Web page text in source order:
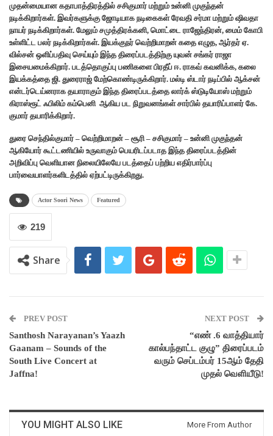
முதன்மையான கதாபாத்திரத்தில் சசிகுமார் மற்றும் உன்னி முகுந்தன்
நடிக்கிறார்கள். இவர்களுக்கு ஜோடியாக நடிகைகள் ரேவதி சர்மா மற்றும் ஷிவதா
நாயர் நடிக்கிறார்கள். மேலும் சமுத்திரக்கனி, மொட்டை ராஜேந்திரன், மைம் கோபி
உள்ளிட்ட பலர் நடிக்கிறார்கள். இயக்குநர் வெற்றிமாறன் கதை எழுத, ஆர்தர் ஏ.
வில்சன் ஒளிப்பதிவு செய்யும் இந்த திரைப்படத்திற்கு யுவன் சங்கர் ராஜா
இசையமைக்கிறார். படத்தொகுப்பு பணிகளை பிரதீப் ஈ. ராகவ் கவனிக்க, கலை
இயக்கத்தை ஜி. துரைராஜ் மேற்கொண்டிருக்கிறார். மல்டி ஸ்டார் நடிப்பில் ஆக்சன்
என்டர்டெய்னராக தயாராகும் இந்த திரைப்படத்தை லார்க் ஸ்டுடியோஸ் மற்றும்
கிராஸ்ரூட் ஃபிலிம் கம்பெனி ஆகிய பட நிறுவனங்கள் சார்பில் தயாரிப்பாளர் கே.
குமார் தயாரிக்கிறார்.
துரை செந்தில்குமார் – வெற்றிமாறன் – சூரி – சசிகுமார் – உன்னி முகுந்தன்
ஆகியோர் கூட்டணியில் உருவாகும் பெயரிடப்படாத இந்த திரைப்படத்தின்
அறிவிப்பு வெளியான நிலையிலேயே படத்தைப் பற்றிய எதிர்பார்ப்பு
பார்வையாளர்களிடத்தில் ஏற்பட்டிருக்கிறது.
Actor Soori News Featured
219
Share
PREV POST
Santhosh Narayanan’s Yaazh
Gaanam – Sounds of the
South Live Concert at
Jaffna!
NEXT POST
“எண் .6 வாத்தியார்
கால்பந்தாட்ட குழு” திரைப்படம்
வரும் செப்டம்பர் 15ஆம் தேதி
முதல் வெளியீடு!
YOU MIGHT ALSO LIKE More From Author